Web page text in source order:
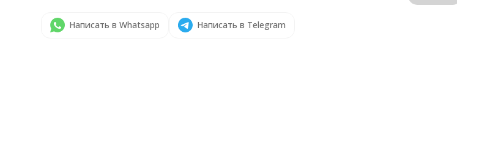
Написать в Whatsapp Написать в Telegram